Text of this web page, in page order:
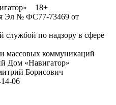
18+
Эл № ФС77-73469 от
службой по надзору в сфере
массовых коммуникаций
Дом «Навигатор»
Борисович
06